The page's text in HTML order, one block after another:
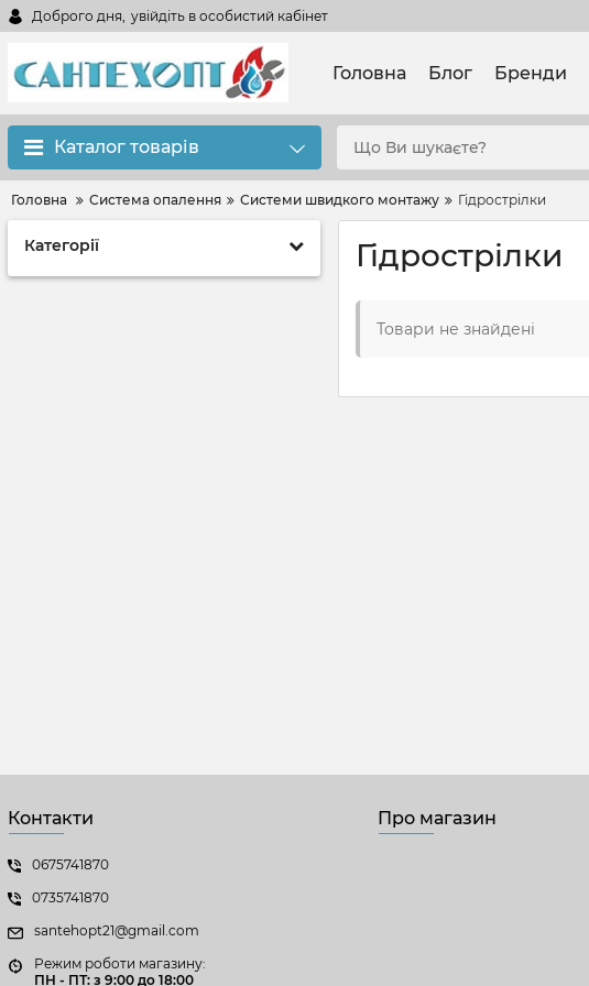
Доброго дня, увійдіть в особистий кабінет
Головна Блог Бренди
Каталог товарів
Головна Система опалення Системи швидкого монтажу Гідрострілки
Категорії Гідрострілки
Товари не знайдені
Контакти
0675741870
0735741870
santehopt21@gmail.com
Режим роботи магазину:
ПН - ПТ: з 9:00 до 18:00
Про магазин